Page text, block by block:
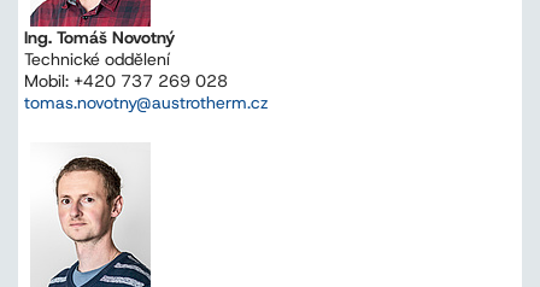
Ing. Tomáš Novotný
Technické oddělení
Mobil: +420 737 269 028
tomas.novotny@austrotherm.cz